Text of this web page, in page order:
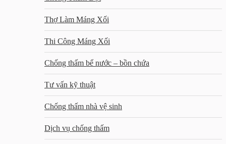
Thợ Làm Máng Xối
Thi Công Máng Xối
Chống thấm bể nước – bồn chứa
Tư vấn kỹ thuật
Chống thấm nhà vệ sinh
Dịch vụ chống thấm